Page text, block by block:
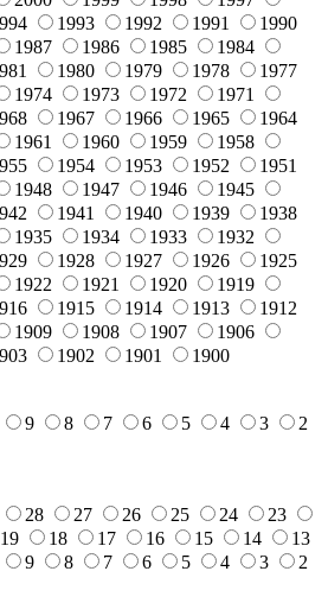
1993 1992 1991
1990
1987 1986 1985
1984
1980 1979 1978
1977
1974 1973 1972
1971
1967 1966 1965
1964
1961 1960 1959
1958
1954 1953 1952
1951
1948 1947 1946
1945
1941 1940 1939
1938
1935 1934 1933
1932
1928 1927 1926
1925
1922 1921 1920
1919
1915 1914 1913
1912
1909 1908 1907
1906
1902 1901 1900
9 8 7 6 5 4 3
2
28 27 26 25 24
23
19 18 17 16 15 14
13
9 8 7 6 5 4 3
2